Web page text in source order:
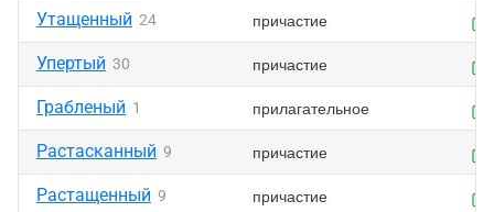
Утащенный 24 причастие
Упертый 30 причастие
Грабленый 1 прилагательное
Растасканный 9 причастие
Растащенный 9 причастие